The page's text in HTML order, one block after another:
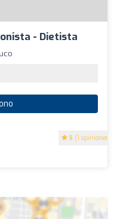
- Dietista
5 (1 opiniones)